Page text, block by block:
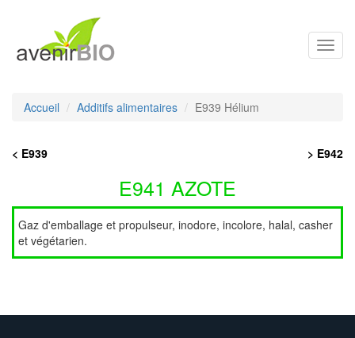
Accueil Additifs alimentaires E939 Hélium
< E939 > E942
E941 AZOTE
Gaz d'emballage et propulseur, inodore, incolore, halal, casher
et végétarien.